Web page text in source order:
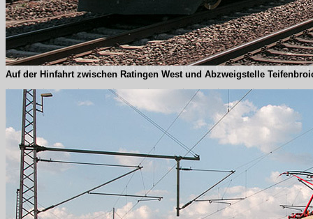
Auf der Hinfahrt zwischen Ratingen West und Abzweigstelle